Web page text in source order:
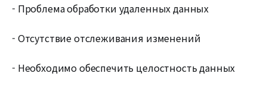
- Проблема обработки удаленных данных
- Отсутствие отслеживания изменений
- Необходимо обеспечить целостность данных